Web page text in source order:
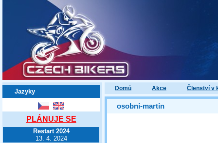
Domů Akce Členství v
Jazyky
PLÁNUJE SE
Restart 2024
13. 4. 2024
osobni-martin